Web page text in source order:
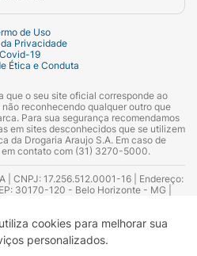
cookies para melhorar sua
personalizados.
de Uso
Privacidade
Covid-19
Ética e Conduta
que o seu site oficial corresponde ao
reconhecendo qualquer outro que
Para sua segurança recomendamos
em sites desconhecidos que se utilizem
da Drogaria Araujo S.A. Em caso de
contato com (31) 3270-5000.
| CNPJ: 17.256.512.0001-16 | Endereço:
30170-120 - Belo Horizonte - MG |
| Yasmin Silva Alvarenga – CRF 52.584 -
Pinheiro - CRF Nº 13.748. Alvará
de Funcionamento da Empresa (AFE):